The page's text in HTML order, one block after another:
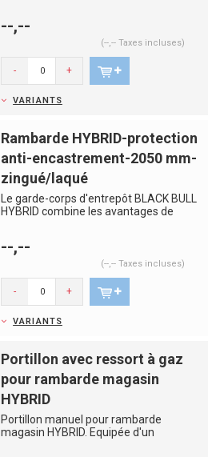
--,--
(--,-- Taxes incluses)
- +
VARIANTS
Rambarde HYBRID-protection
anti-encastrement-2050 mm-
zingué/laqué
Le garde-corps d'entrepôt BLACK BULL
HYBRID combine les avantages de
--,--
(--,-- Taxes incluses)
- +
VARIANTS
Portillon avec ressort à gaz
pour rambarde magasin
HYBRID
Portillon manuel pour rambarde
magasin HYBRID. Equipée d'un